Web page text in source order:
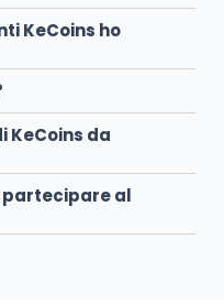
KeCoins ho
KeCoins da
partecipare al